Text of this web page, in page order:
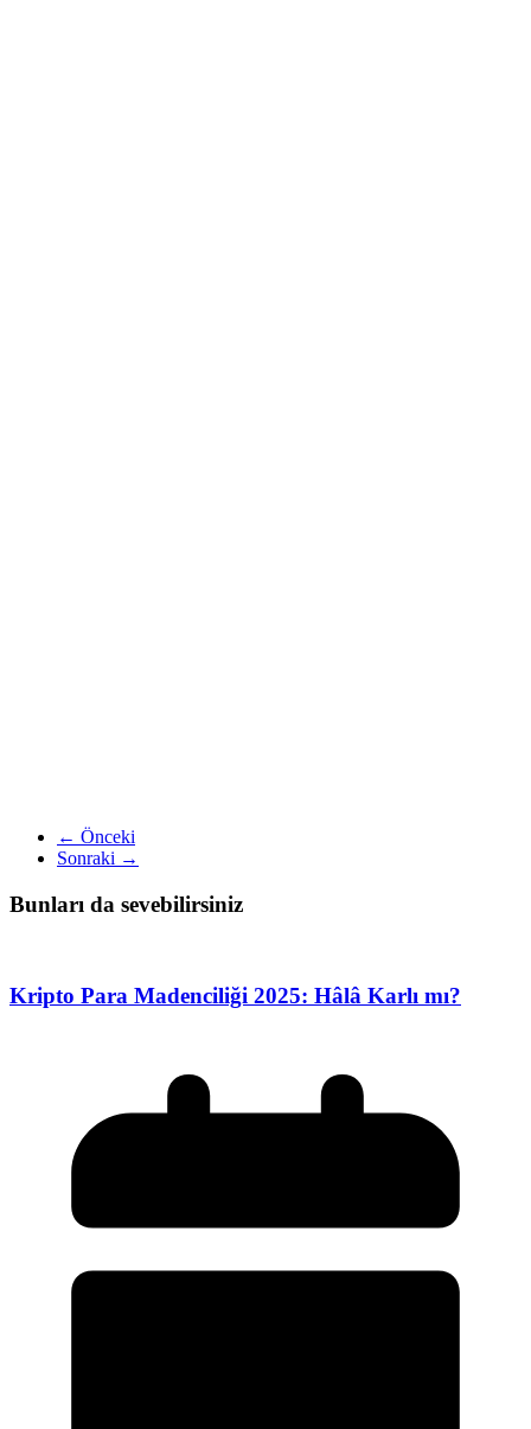
← Önceki
Sonraki →
Bunları da sevebilirsiniz
Kripto Para Madenciliği 2025: Hâlâ Karlı mı?